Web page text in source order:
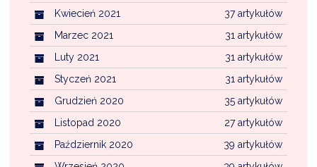
37 artykułów
Kwiecień 2021
31 artykułów
Marzec 2021
31 artykułów
Luty 2021
31 artykułów
Styczeń 2021
35 artykułów
Grudzień 2020
27 artykułów
Listopad 2020
39 artykułów
Październik 2020